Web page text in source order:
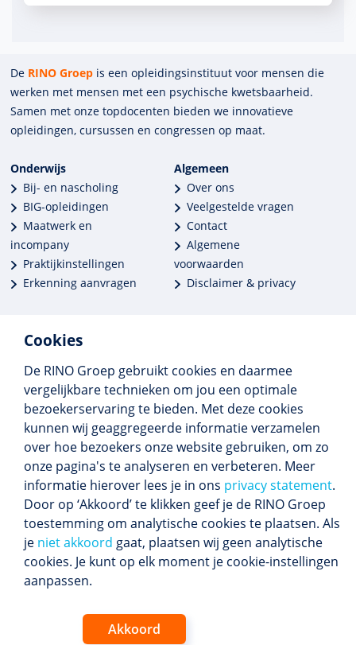
Cookies
De RINO Groep gebruikt cookies en daarmee
vergelijkbare technieken om jou een optimale
bezoekerservaring te bieden. Met deze cookies
kunnen wij geaggregeerde informatie verzamelen
over hoe bezoekers onze website gebruiken, om zo
onze pagina's te analyseren en verbeteren. Meer
informatie hierover lees je in ons privacy statement.
Door op ‘Akkoord’ te klikken geef je de RINO Groep
toestemming om analytische cookies te plaatsen. Als
je niet akkoord gaat, plaatsen wij geen analytische
cookies. Je kunt op elk moment je cookie-instellingen
aanpassen.
Akkoord
De RINO Groep is een opleidings­insti­tuut voor mensen die
werken met mensen met een psychische kwets­baar­heid.
Samen met onze top­docenten bieden we innova­tieve
opleidingen, cursussen en congres­sen op maat.
Onderwijs
Bij- en nascholing
BIG-opleidingen
Maatwerk en
incompany
Praktijkinstellingen
Erkenning aanvragen
Algemeen
Over ons
Veelgestelde vragen
Contact
Algemene
voorwaarden
Disclaimer & privacy
Meer dan 250 opleidingen
Alle BIG-opleidingen in huis
Cedeo-erkend en CRKBO-geregistreerd
Gemiddelde beoordeling 8,4
Volg ons
Blijf op de hoogte van het (nieuwe) scholings­
aanbod en ons laatste nieuws.